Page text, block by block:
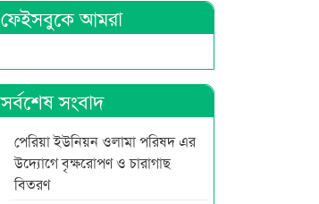
ফেইসবুকে আমরা
সর্বশেষ সংবাদ
পেরিয়া ইউনিয়ন ওলামা পরিষদ এর
উদ্যোগে বৃক্ষরোপণ ও চারাগাছ
বিতরণ